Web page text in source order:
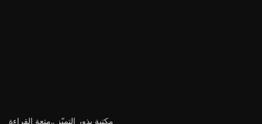
مكتبة بذور التميّز ..متعة القراءة